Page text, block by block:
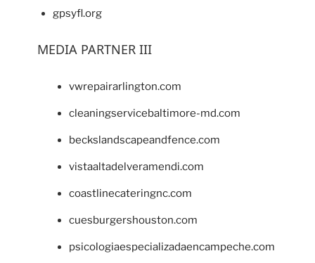
gpsyfl.org
MEDIA PARTNER III
vwrepairarlington.com
cleaningservicebaltimore-md.com
beckslandscapeandfence.com
vistaaltadelveramendi.com
coastlinecateringnc.com
cuesburgershouston.com
psicologiaespecializadaencampeche.com